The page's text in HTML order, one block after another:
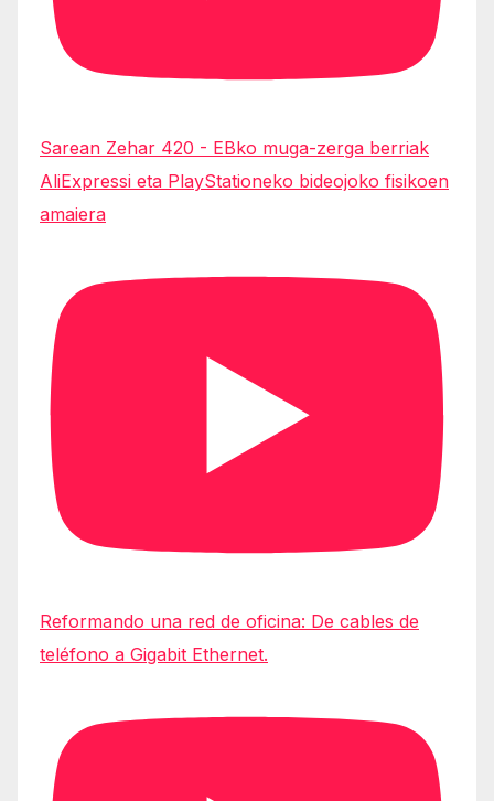
Sarean Zehar 420 - EBko muga-zerga berriak
AliExpressi eta PlayStationeko bideojoko fisikoen
amaiera
Reformando una red de oficina: De cables de
teléfono a Gigabit Ethernet.